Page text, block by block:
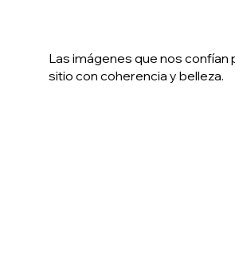
Las imágenes que nos confían
sitio con coherencia y belleza.